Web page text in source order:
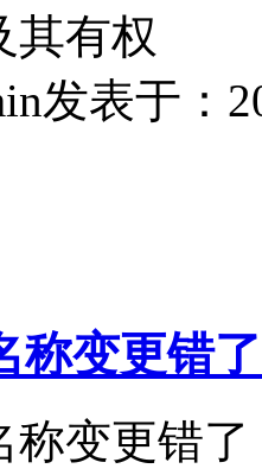
其有权
发表于：
称变更错
称变更错